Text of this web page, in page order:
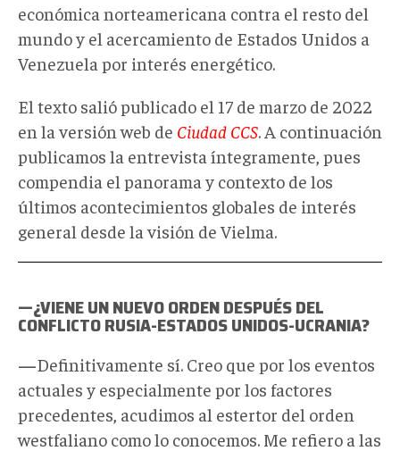
económica norteamericana contra el resto del
mundo y el acercamiento de Estados Unidos a
Venezuela por interés energético.
El texto salió publicado el 17 de marzo de 2022
en la versión web de Ciudad CCS. A continuación
publicamos la entrevista íntegramente, pues
compendia el panorama y contexto de los
últimos acontecimientos globales de interés
general desde la visión de Vielma.
—¿VIENE UN NUEVO ORDEN DESPUÉS DEL
CONFLICTO RUSIA-ESTADOS UNIDOS-UCRANIA?
—Definitivamente sí. Creo que por los eventos
actuales y especialmente por los factores
precedentes, acudimos al estertor del orden
westfaliano como lo conocemos. Me refiero a las